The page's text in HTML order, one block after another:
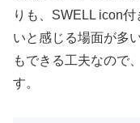
りも、SWELL icon
いと感じる場面が多
もできる工夫なので
す。